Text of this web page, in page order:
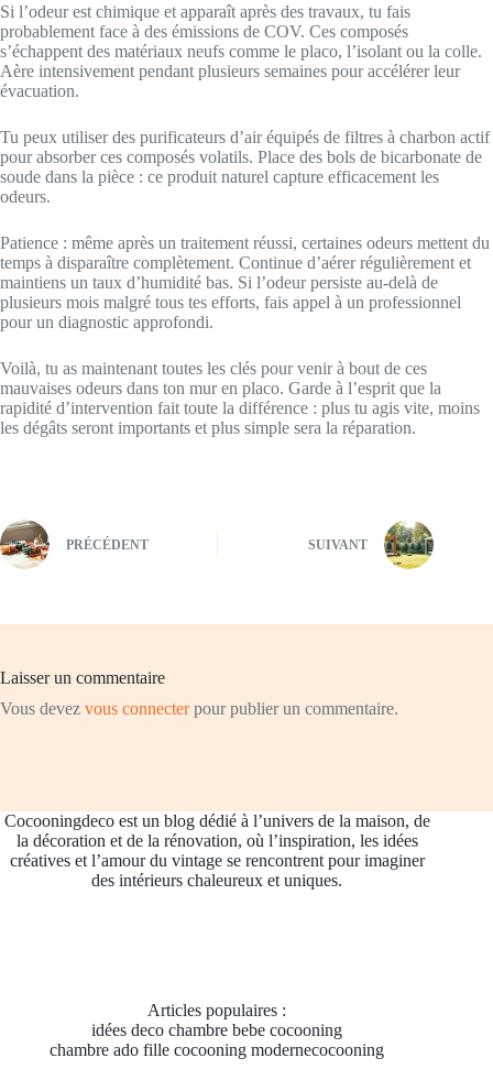
Si l’odeur est chimique et apparaît après des travaux, tu fais
probablement face à des émissions de COV. Ces composés
s’échappent des matériaux neufs comme le placo, l’isolant ou la colle.
Aère intensivement pendant plusieurs semaines pour accélérer leur
évacuation.
Tu peux utiliser des purificateurs d’air équipés de filtres à charbon actif
pour absorber ces composés volatils. Place des bols de bicarbonate de
soude dans la pièce : ce produit naturel capture efficacement les
odeurs.
Patience : même après un traitement réussi, certaines odeurs mettent du
temps à disparaître complètement. Continue d’aérer régulièrement et
maintiens un taux d’humidité bas. Si l’odeur persiste au-delà de
plusieurs mois malgré tous tes efforts, fais appel à un professionnel
pour un diagnostic approfondi.
Voilà, tu as maintenant toutes les clés pour venir à bout de ces
mauvaises odeurs dans ton mur en placo. Garde à l’esprit que la
rapidité d’intervention fait toute la différence : plus tu agis vite, moins
les dégâts seront importants et plus simple sera la réparation.
PRÉCÉDENT SUIVANT
Laisser un commentaire
Vous devez vous connecterpour publier un commentaire.
Cocooningdeco est un blog dédié à l’univers de la maison, de
la décoration et de la rénovation, où l’inspiration, les idées
créatives et l’amour du vintage se rencontrent pour imaginer
des intérieurs chaleureux et uniques.
Articles populaires :
idées deco chambre bebe cocooning
chambre ado fille cocooning modernecocooning